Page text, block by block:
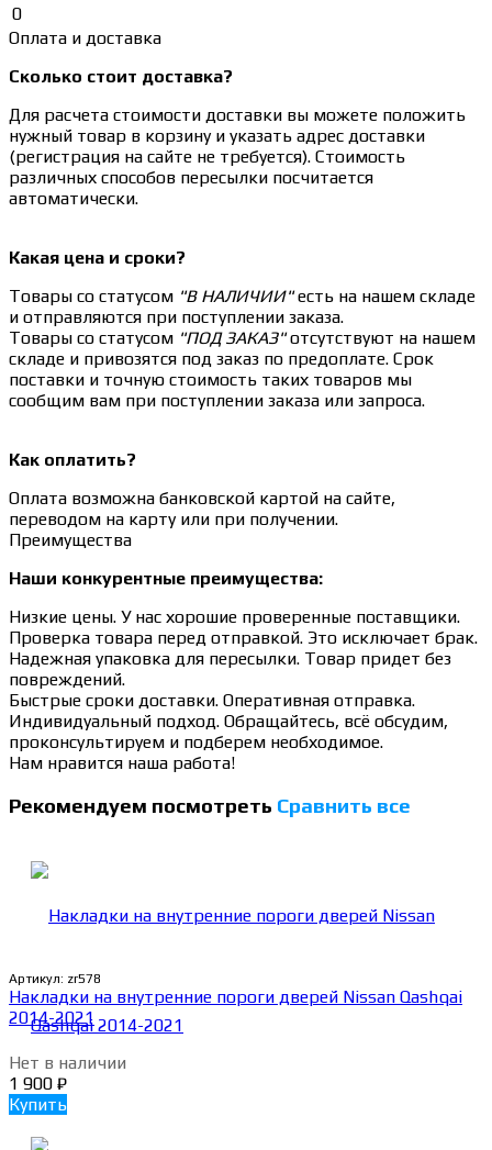
0
Оплата и доставка
Сколько стоит доставка?
Для расчета стоимости доставки вы можете положить
нужный товар в корзину и указать адрес доставки
(регистрация на сайте не требуется). Стоимость
различных способов пересылки посчитается
автоматически.
Какая цена и сроки?
Товары со статусом "В НАЛИЧИИ"есть на нашем складе
и отправляются при поступлении заказа.
Товары со статусом "ПОД ЗАКАЗ"отсутствуют на нашем
складе и привозятся под заказ по предоплате. Срок
поставки и точную стоимость таких товаров мы
сообщим вам при поступлении заказа или запроса.
Как оплатить?
Оплата возможна банковской картой на сайте,
переводом на карту или при получении.
Преимущества
Наши конкурентные преимущества:
Низкие цены. У нас хорошие проверенные поставщики.
Проверка товара перед отправкой. Это исключает брак.
Надежная упаковка для пересылки. Товар придет без
повреждений.
Быстрые сроки доставки. Оперативная отправка.
Индивидуальный подход. Обращайтесь, всё обсудим,
проконсультируем и подберем необходимое.
Нам нравится наша работа!
Рекомендуем посмотреть Сравнить все
Артикул: zr578
Накладки на внутренние пороги дверей Nissan Qashqai
2014-2021
Нет в наличии
1 900 ₽
Купить